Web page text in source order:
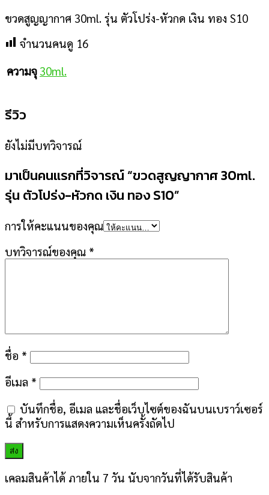
ขวดสูญญากาศ 30ml. รุ่น ตัวโปร่ง-หัวกด เงิน ทอง S10
จำนวนคนดู 16
ความจุ 30ml.
รีวิว
ยังไม่มีบทวิจารณ์
มาเป็นคนแรกที่วิจารณ์ “ขวดสูญญากาศ 30ml.
รุ่น ตัวโปร่ง-หัวกด เงิน ทอง S10”
การให้คะแนนของคุณ
บทวิจารณ์ของคุณ *
ชื่อ *
อีเมล *
บันทึกชื่อ, อีเมล และชื่อเว็บไซต์ของฉันบนเบราว์เซอร์
นี้ สำหรับการแสดงความเห็นครั้งถัดไป
เคลมสินค้าได้ ภายใน 7 วัน นับจากวันที่ได้รับสินค้า